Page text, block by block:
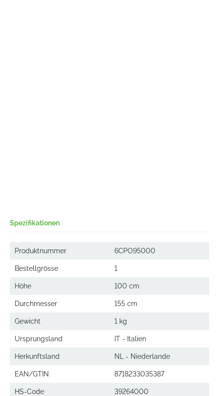
Spezifikationen
Produktnummer 6CPO95000
Bestellgrösse 1
Höhe 100 cm
Durchmesser 155 cm
Gewicht 1 kg
Ursprungsland IT - Italien
Herkunftsland NL - Niederlande
EAN/GTIN 8718233035387
HS-Code 39264000